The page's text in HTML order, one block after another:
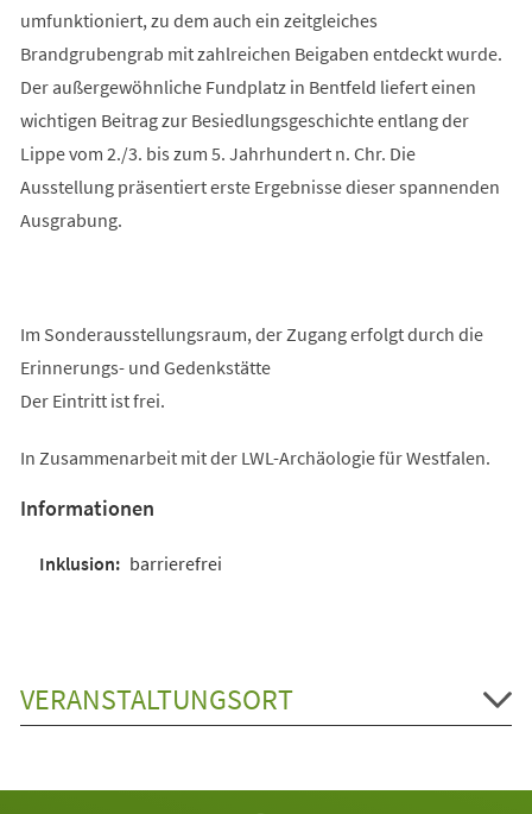
umfunktioniert, zu dem auch ein zeitgleiches
Brandgrubengrab mit zahlreichen Beigaben entdeckt wurde.
Der außergewöhnliche Fundplatz in Bentfeld liefert einen
wichtigen Beitrag zur Besiedlungsgeschichte entlang der
Lippe vom 2./3. bis zum 5. Jahrhundert n. Chr. Die
Ausstellung präsentiert erste Ergebnisse dieser spannenden
Ausgrabung.
Im Sonderausstellungsraum, der Zugang erfolgt durch die
Erinnerungs- und Gedenkstätte
Der Eintritt ist frei.
In Zusammenarbeit mit der LWL-Archäologie für Westfalen.
Informationen
barrierefrei
VERANSTALTUNGSORT